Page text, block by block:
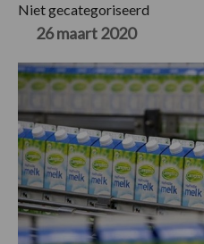
Niet gecategoriseerd
26 maart 2020